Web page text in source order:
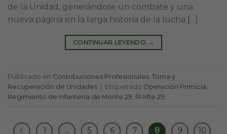
de la Unidad, generándose un combate y una
nueva página en la larga historia de la lucha […]
CONTINUAR LEYENDO →
Publicado en Contribuciones Profesionales, Toma y
Recuperación de Unidades
Etiquetado Operación Primicia,
Regimiento de Infantería de Monte 29, RI Mte 29
1 … 5 6 7 8 9
10